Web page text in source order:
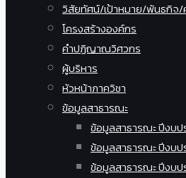
วิสัยทัศน์/เป้าหมาย/พันธกิจ/
โครงสร้างองค์กร
คำปฏิญาณวิศวกร
ผู้บริหาร
หัวหน้าภาควิชา
ข้อมูลสาธารณะ
ข้อมูลสาธารณะ ปีงบป
ข้อมูลสาธารณะ ปีงบ
ข้อมูลสาธารณะ ปีงบป